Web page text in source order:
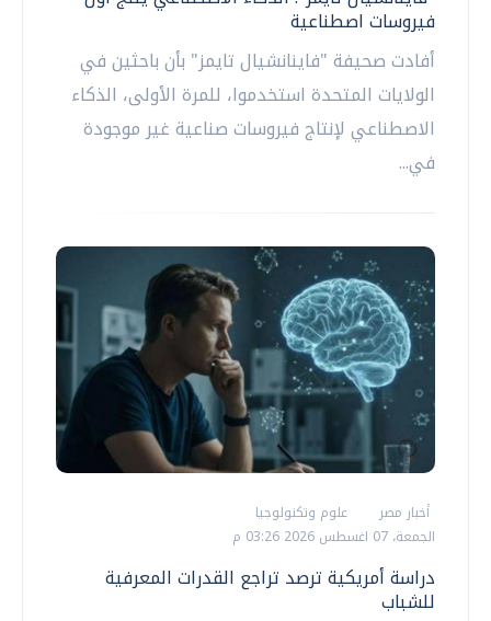
فيروسات اصطناعية
أفادت صحيفة "فاينانشيال تايمز" بأن باحثين في
الولايات المتحدة استخدموا، للمرة الأولى، الذكاء
الاصطناعي لإنتاج فيروسات صناعية غير موجودة
في...
أخبار مصر
علوم وتكنولوجيا
الجمعة، 07 اغسطس 2026 03:26 م
دراسة أمريكية ترصد تراجع القدرات المعرفية
للشباب